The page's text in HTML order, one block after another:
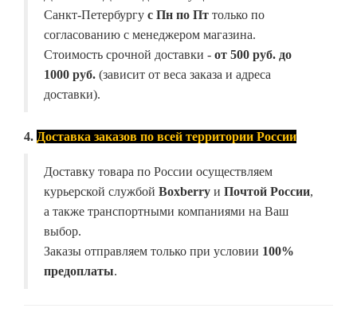
Санкт-Петербургу с Пн по Пт только по
согласованию с менеджером магазина.
Стоимость срочной доставки - от 500 руб. до
1000 руб. (зависит от веса заказа и адреса
доставки).
4. Доставка заказов по всей территории России
Доставку товара по России осуществляем
курьерской службой Boxberry и Почтой России,
а также транспортными компаниями на Ваш
выбор.
Заказы отправляем только при условии 100%
предоплаты.